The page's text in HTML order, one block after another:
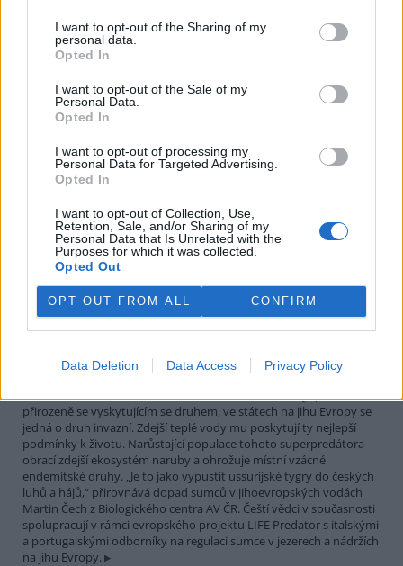
I want to opt-out of the Sharing of my
personal data.
Opted In
I want to opt-out of the Sale of my
Personal Data.
Opted In
I want to opt-out of processing my
Personal Data for Targeted Advertising.
Opted In
I want to opt-out of Collection, Use,
Retention, Sale, and/or Sharing of my
Personal Data that Is Unrelated with the
Purposes for which it was collected.
Opted Out
OPT OUT FROM ALL CONFIRM
Data Deletion Data Access Privacy Policy
Vilém Jurek je krajinný ekolog,
který zasvětil svůj profesní
končící projekt LIFE South
Moravia, jehož cílem byla obnova stepních biotopů na jižní
Moravě. Mluví o významu pastvy, invazních druzích, složitých
diplomatických jednáních s vlastníky i o tom, proč je důležité
vydržet – i když výsledky nejsou vidět hned. A také o tom, co ho k
přírodě přivedlo, proč má slabost pro Kamenný vrch a jakou roli v
Sumec velký na jihu Evropy? Tamní ekosystémy nejsou
na takového superpredátora připraveny, říká Martin
22.9.2025 | PRAHA (Ekolist.cz)
Diskuse: 26
Sumec velký (Silurus glanis) je
rybou Evropy. Vrcholový
v našich vodách je původním
přirozeně se vyskytujícím se druhem, ve státech na jihu Evropy se
jedná o druh invazní. Zdejší teplé vody mu poskytují ty nejlepší
podmínky k životu. Narůstající populace tohoto superpredátora
obrací zdejší ekosystém naruby a ohrožuje místní vzácné
endemitské druhy. „Je to jako vypustit ussurijské tygry do českých
luhů a hájů,“ přirovnává dopad sumců v jihoevropských vodách
Martin Čech z Biologického centra AV ČR. Čeští vědci v současnosti
spolupracují v rámci evropského projektu LIFE Predator s italskými
a portugalskými odborníky na regulaci sumce v jezerech a nádržích
na jihu Evropy.